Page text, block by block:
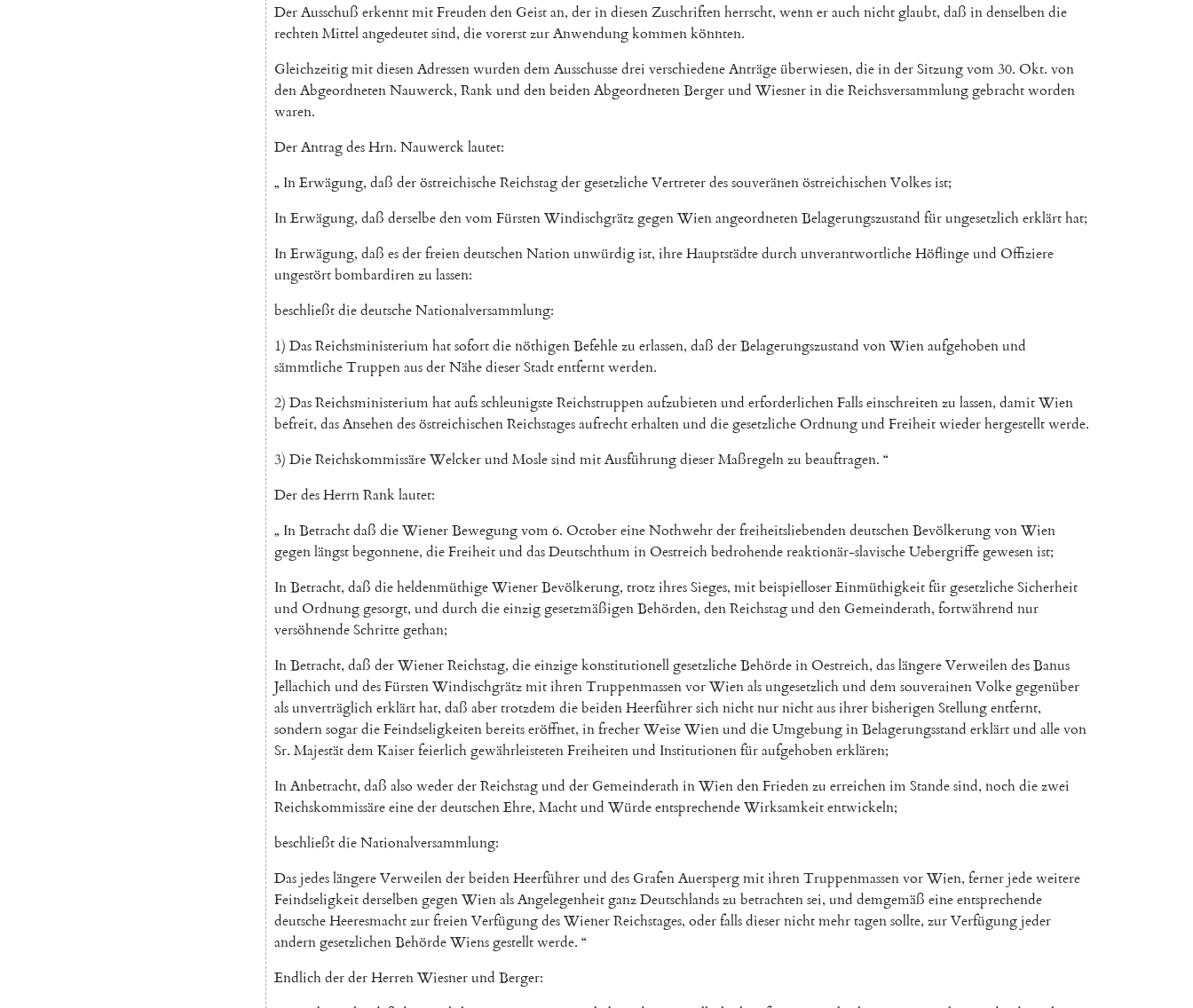
DerAusschuß erkenntmitFreudenden Geistan, derindiesenZuschriftenherrscht, wennerauchnichtglaubt, daß indenselbendie
rechtenMittelangedeutetsind, dievorerstzurAnwendungkommenkönnten.
GleichzeitigmitdiesenAdressenwurdendemAusschussedrei verschiedeneAnträgeüberwiesen, dieinderSitzungvom30. Okt. von
denAbgeordnetenNauwerck, Rankund denbeidenAbgeordnetenBergerund WiesnerindieReichsversammlunggebrachtworden
waren.
DerAntragdesHrn. Nauwercklautet:
„ InErwägung, daß deröstreichischeReichstagdergesetzlicheVertreterdessouveränenöstreichischenVolkesist;
InErwägung, daß derselbedenvomFürstenWindischgrätzgegenWienangeordnetenBelagerungszustand fürungesetzlicherklärthat;
InErwägung, daß esderfreiendeutschenNationunwürdigist, ihreHauptstädtedurchunverantwortlicheHöflingeund Offiziere
ungestörtbombardirenzu lassen:
beschließtdiedeutscheNationalversammlung:
1) DasReichsministeriumhatsofortdienöthigenBefehlezu erlassen, daß derBelagerungszustand vonWienaufgehobenund
sämmtlicheTruppenausderNähedieserStadtentferntwerden.
2) DasReichsministeriumhataufsschleunigsteReichstruppenaufzubietenund erforderlichenFallseinschreitenzu lassen, damitWien
befreit, dasAnsehendesöstreichischenReichstagesaufrechterhaltenund diegesetzlicheOrdnungund Freiheitwiederhergestelltwerde.
3) DieReichskommissäreWelckerund Moslesind mitAusführungdieserMaßregelnzu beauftragen. “
DerdesHerrnRanklautet:
„ InBetrachtdaß dieWienerBewegungvom6. OctobereineNothwehrderfreiheitsliebendendeutschenBevölkerungvonWien
gegenlängstbegonnene, dieFreiheitund dasDeutschthuminOestreichbedrohendereaktionär-slavischeUebergriffegewesenist;
InBetracht, daß dieheldenmüthigeWienerBevölkerung, trotzihresSieges, mitbeispielloserEinmüthigkeitfürgesetzlicheSicherheit
und Ordnunggesorgt, und durchdieeinziggesetzmäßigenBehörden, denReichstagund den Gemeinderath, fortwährend nur
versöhnendeSchrittegethan;
InBetracht, daß derWienerReichstag, dieeinzigekonstitutionellgesetzlicheBehördeinOestreich, daslängereVerweilendesBanus
Jellachichund desFürstenWindischgrätzmitihrenTruppenmassenvorWienalsungesetzlichund demsouverainenVolkegegenüber
alsunverträglicherklärthat, daß abertrotzdemdiebeidenHeerführersichnichtnurnichtausihrerbisherigenStellungentfernt,
sondernsogardieFeindseligkeitenbereitseröffnet, infrecherWeiseWienund dieUmgebunginBelagerungsstand erklärtund allevon
Sr. MajestätdemKaiserfeierlichgewährleistetenFreiheitenund Institutionenfüraufgehobenerklären;
InAnbetracht, daß also wederderReichstagund der GemeinderathinWiendenFriedenzu erreichenimStandesind, nochdiezwei
ReichskommissäreeinederdeutschenEhre, Machtund WürdeentsprechendeWirksamkeitentwickeln;
beschließtdieNationalversammlung:
DasjedeslängereVerweilenderbeidenHeerführerund des GrafenAuerspergmitihrenTruppenmassenvorWien, fernerjedeweitere
FeindseligkeitderselbengegenWienalsAngelegenheitganzDeutschlandszu betrachtensei, und demgemäß eineentsprechende
deutscheHeeresmachtzurfreienVerfügungdesWienerReichstages, oderfallsdiesernichtmehrtagensollte, zurVerfügungjeder
anderngesetzlichenBehördeWiensgestelltwerde. “
EndlichderderHerrenWiesnerund Berger: